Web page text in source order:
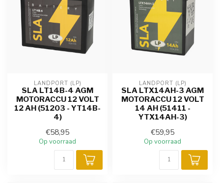
LANDPORT (LP)
SLA LT14B-4 AGM
MOTORACCU 12 VOLT
12 AH (51203 - YT14B-
4)
€58,95
Op voorraad
LANDPORT (LP)
SLA LTX14AH-3 AGM
MOTORACCU 12 VOLT
14 AH (51411 -
YTX14AH-3)
€59,95
Op voorraad